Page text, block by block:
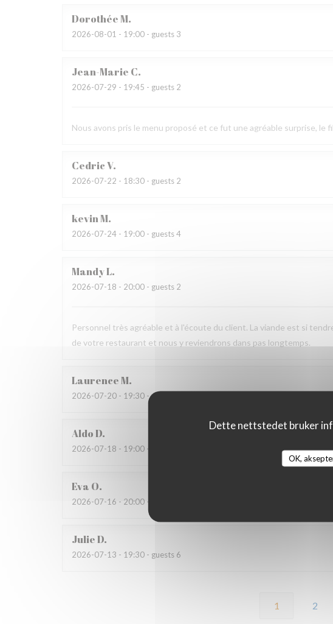
Dette nettstedet bruker
OK,
DorothéeM
2026-08-01 - 19:00 - guests 3
Jean-Marie C
2026-07-29 - 19:45 - guests 2
Nous avons pris le menu proposé et ce fut une agréable surprise,
CedricV
2026-07-22 - 18:30 - guests 2
kevinM
2026-07-24 - 19:00 - guests 4
MandyL
2026-07-18 - 20:00 - guests 2
Personnel très agréable et à l'écoute du client. La viande est si
de votre restaurant et nous y reviendrons dans pas longtemps.
LaurenceM
2026-07-20 - 19:30 - guests 4
AldoD
2026-07-18 - 19:00 - guests 4
Eva O
2026-07-16 - 20:00 - guests 2
JulieD
2026-07-13 - 19:30 - guests 6
1 2